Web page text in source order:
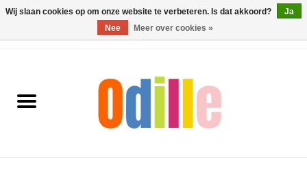
Jongens
Wij slaan cookies op om onze website te verbeteren. Is dat akkoord?
Ja
Nee
Meer over cookies »